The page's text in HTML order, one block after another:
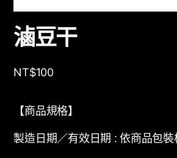
滷豆干
NT$100
【商品規格】
製造日期／有效日期 : 依商品包裝